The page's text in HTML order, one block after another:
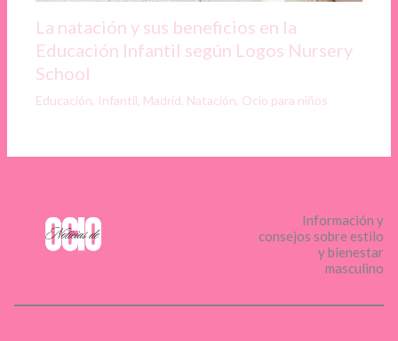
La natación y sus beneficios en la
Educación Infantil según Logos Nursery
School
Educación, Infantil, Madrid, Natación, Ocio para niños
Información y
consejos sobre estilo
y bienestar
masculino